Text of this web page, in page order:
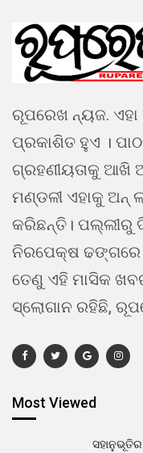
ରୂପରେଖ ନ୍ୟଜ.
ପ୍ରକାଶିତ ହୁଏ ।
ଗ୍ରହଣୀୟତାକୁ ଆଖି
ମଣ୍ଡଳୀ ଏହାକୁ ଅନ୍
କରିଛନ୍ତି। ପଲ୍ଲୀରୁ
ନିରପେକ୍ଷ ଢଙ୍ଗରେ
ତେଣୁ ଏହି ମାସିକ
ସ୍ଲୋଗାନ ରହିଛି,
Most Viewed
ସହାନୁଭୂତିର